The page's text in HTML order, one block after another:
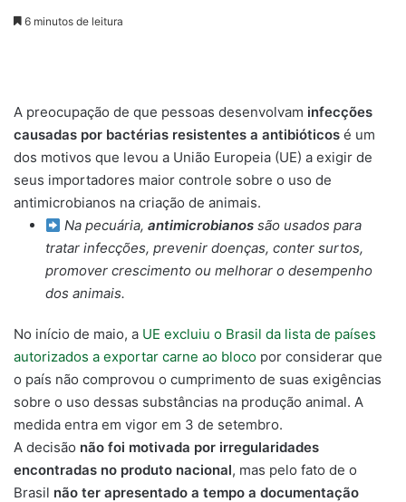
6 minutos de leitura
A preocupação de que pessoas desenvolvam infecções
causadas por bactérias resistentes a antibióticos é um
dos motivos que levou a União Europeia (UE) a exigir de
seus importadores maior controle sobre o uso de
antimicrobianos na criação de animais.
Na pecuária,antimicrobianossão usados para
tratar infecções, prevenir doenças, conter surtos,
promover crescimento ou melhorar o desempenho
dos animais.
No início de maio, a UE excluiu o Brasil da lista de países
autorizados a exportar carne ao bloco por considerar que
o país não comprovou o cumprimento de suas exigências
sobre o uso dessas substâncias na produção animal. A
medida entra em vigor em 3 de setembro.
A decisão não foi motivada por irregularidades
encontradas no produto nacional, mas pelo fato de o
Brasil não ter apresentado a tempo a documentação